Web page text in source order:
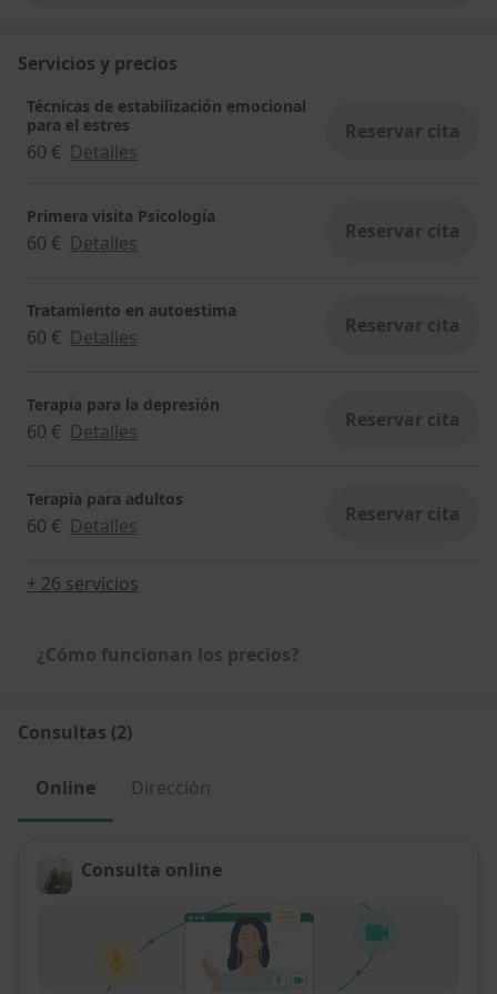
Servicios y precios
Técnicas de estabilización emocional
para el estres
60 € Detalles
Reservar cita
Primera visita Psicología
60 € Detalles Reservar cita
Tratamiento en autoestima
60 € Detalles Reservar cita
Terapia para la depresión
60 € Detalles Reservar cita
Terapia para adultos
60 € Detalles Reservar cita
+ 26 servicios
¿Cómo funcionan los precios?
Consultas (2)
Online Dirección
Consulta online